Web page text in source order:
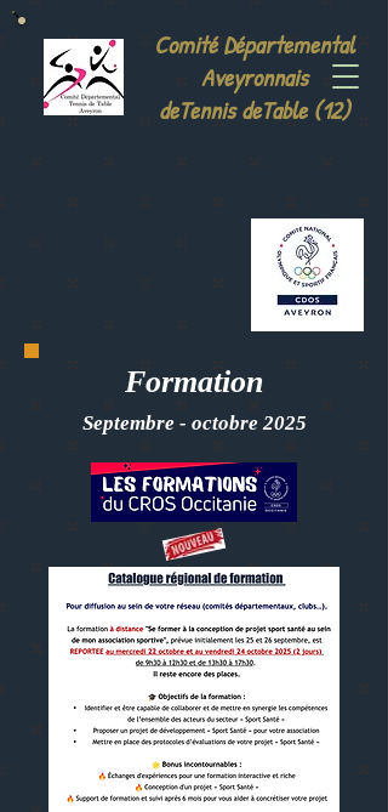
Comité Départemental
Aveyronnais
deTennis deTable (12)
Formation
Septembre - octobre 2025